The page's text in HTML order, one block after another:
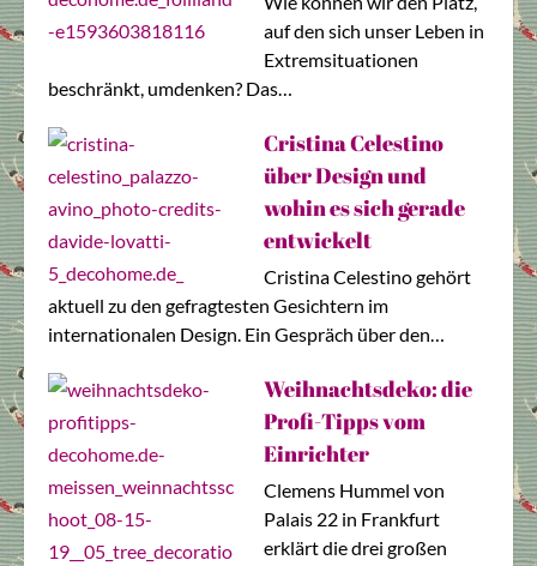
auf den sich unser Leben in
Extremsituationen
beschränkt, umdenken? Das…
Cristina Celestino
über Design und
wohin es sich gerade
entwickelt
Cristina Celestino gehört
aktuell zu den gefragtesten Gesichtern im
internationalen Design. Ein Gespräch über den…
Weihnachtsdeko: die
Profi-Tipps vom
Einrichter
Clemens Hummel von
Palais 22 in Frankfurt
erklärt die drei großen